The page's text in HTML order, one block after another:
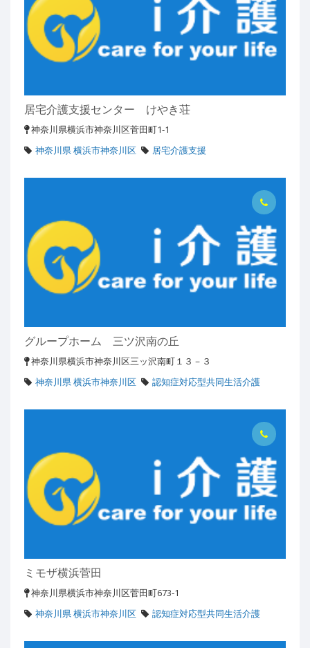
居宅介護支援センター けやき荘
神奈川県横浜市神奈川区菅田町1-1
神奈川県 横浜市神奈川区
居宅介護支援
グループホーム 三ツ沢南の丘
神奈川県横浜市神奈川区三ッ沢南町１３－３
神奈川県 横浜市神奈川区
認知症対応型共同生活介護
ミモザ横浜菅田
神奈川県横浜市神奈川区菅田町673-1
神奈川県 横浜市神奈川区
認知症対応型共同生活介護